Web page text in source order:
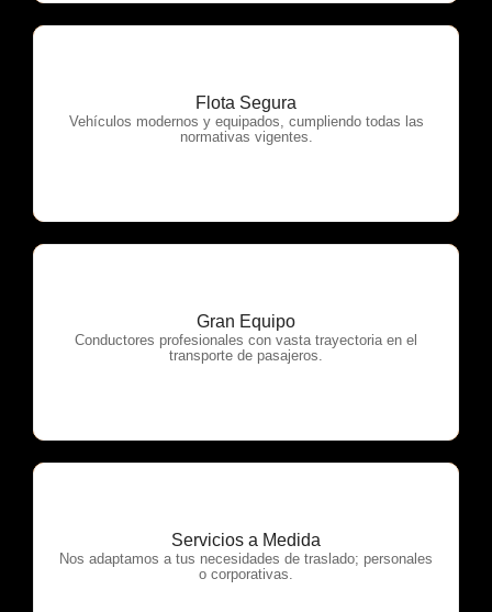
Flota Segura
Vehículos modernos y equipados, cumpliendo todas las
normativas vigentes.
OTP Servicios
Gran Equipo
Conductores profesionales con vasta trayectoria en el
transporte de pasajeros.
OTP Servicios
Servicios a Medida
Nos adaptamos a tus necesidades de traslado; personales
o corporativas.
OTP Servicios